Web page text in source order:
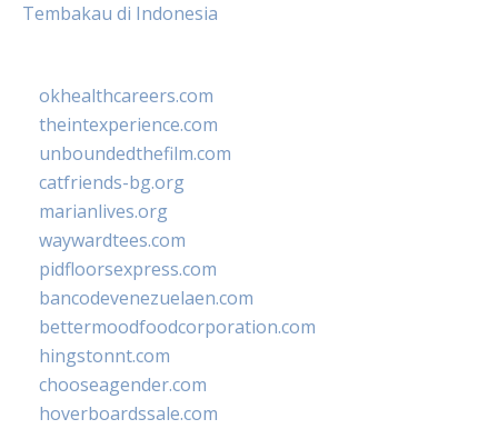
Tembakau di Indonesia
okhealthcareers.com
theintexperience.com
unboundedthefilm.com
catfriends-bg.org
marianlives.org
waywardtees.com
pidfloorsexpress.com
bancodevenezuelaen.com
bettermoodfoodcorporation.com
hingstonnt.com
chooseagender.com
hoverboardssale.com